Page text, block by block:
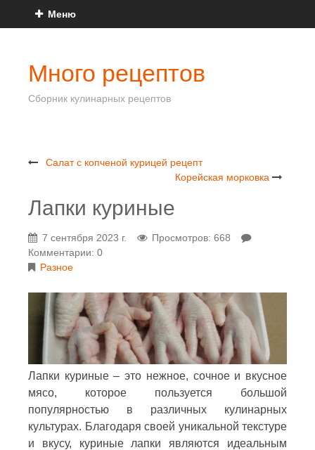
Меню
Много рецептов
Сборник кулинарных рецептов
Салат с копченой курицей рецепт
Корейская морковка
Лапки куриные
7 сентября 2023 г.
Просмотров: 668
Комментарии: 0
Разное
Лапки куриные – это нежное, сочное и вкусное
мясо, которое пользуется большой
популярностью в различных кулинарных
культурах. Благодаря своей уникальной текстуре
и вкусу, куриные лапки являются идеальным